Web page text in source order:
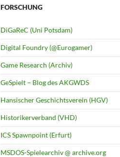
FORSCHUNG
DiGaReC (Uni Potsdam)
Digital Foundry (@Eurogamer)
Game Research (Archiv)
GeSpielt – Blog des AKGWDS
Hansischer Geschichtsverein (HGV)
Historikerverband (VHD)
ICS Spawnpoint (Erfurt)
MSDOS-Spielearchiv @ archive.org